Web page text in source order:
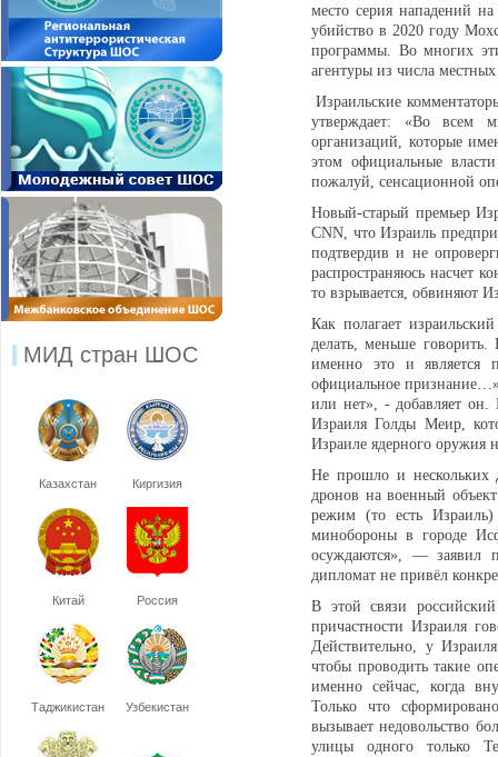
МИД стран ШОС
Казахстан Киргизия
Китай Россия
Таджикистан Узбекистан
место серия нападений
убийство в 2020 году
программы. Во многих
агентуры из числа
Израильские
утверждает: «Во всем
организаций, которые
этом официальные
пожалуй, сенсационной
Новый-старый премьер
CNN, что Израиль
подтвердив и не
распространяюсь насчет
то взрывается, обвиняют
Как полагает
делать, меньше
именно это и является
официальное
или нет», - добавляет он.
Израиля Голды Меир,
Израиле ядерного оружия
Не прошло и нескольких
дронов на военный
режим (то есть Израиль)
минобороны в городе
осуждаются», —
дипломат не привёл
В этой связи
причастности Израиля
Действительно, у
чтобы проводить такие
именно сейчас, когда
Только что
вызывает недовольство
улицы одного только